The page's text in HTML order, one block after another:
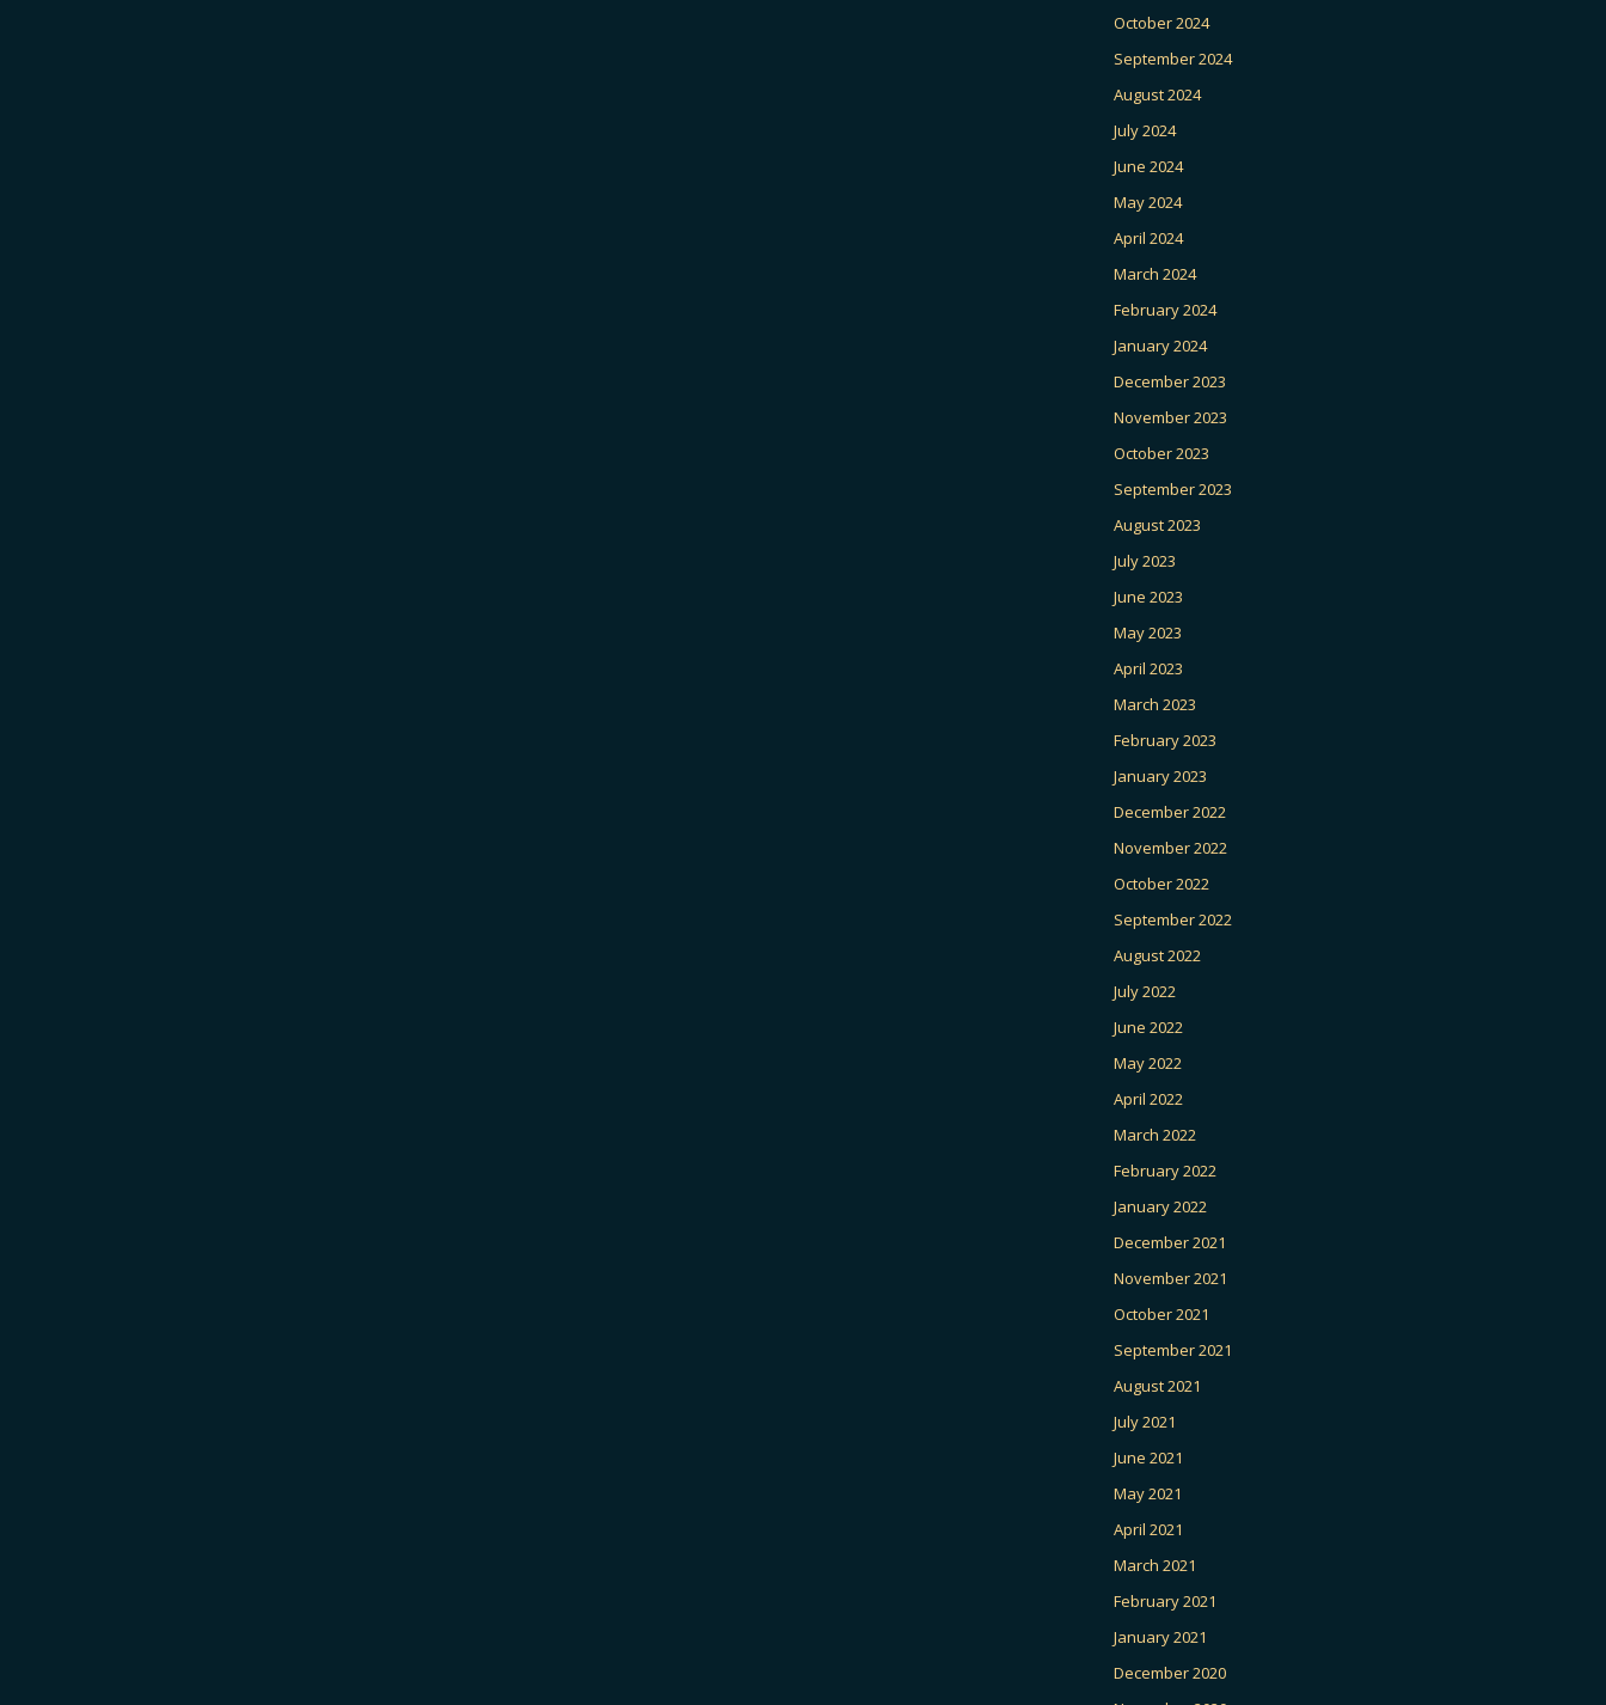
October 2024
September 2024
August 2024
July 2024
June 2024
May 2024
April 2024
March 2024
February 2024
January 2024
December 2023
November 2023
October 2023
September 2023
August 2023
July 2023
June 2023
May 2023
April 2023
March 2023
February 2023
January 2023
December 2022
November 2022
October 2022
September 2022
August 2022
July 2022
June 2022
May 2022
April 2022
March 2022
February 2022
January 2022
December 2021
November 2021
October 2021
September 2021
August 2021
July 2021
June 2021
May 2021
April 2021
March 2021
February 2021
January 2021
December 2020